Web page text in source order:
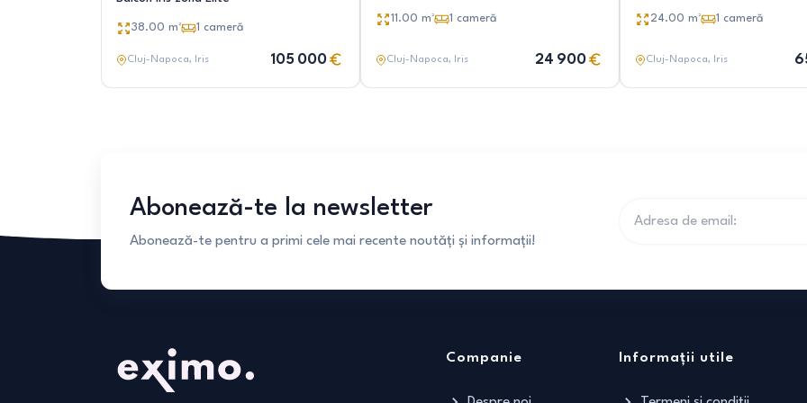
38.00 m² 1 cameră
Cluj-Napoca, Iris 105 000
11.00 m² 1 cameră
Cluj-Napoca, Iris 24 900
24.00 m² 1 cameră
Cluj-Napoca, Iris
Abonează-te la newsletter
Abonează-te pentru a primi cele mai recente noutăți și informații!
Companie Informații utile